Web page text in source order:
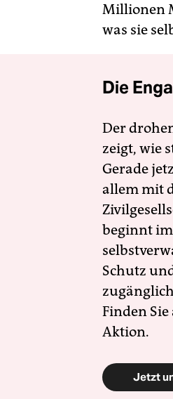
Millionen
was sie
Die
Der
zeigt, wie
Gerade
allem mit
beginnt
Schutz
Finden
Aktion.
Jetzt